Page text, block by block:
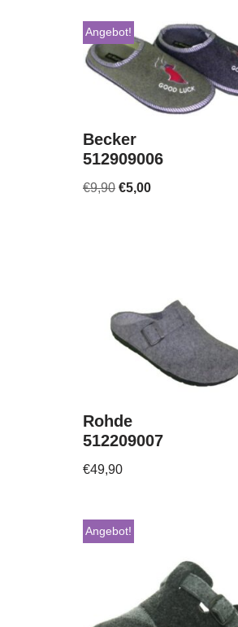
Angebot!
Becker
512909006
€9,90 €5,00
Rohde
512209007
€49,90
Angebot!